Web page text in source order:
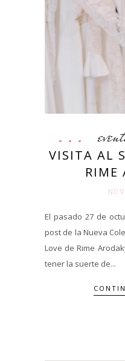
VISITA AL
RIME
El pasado 27 de
post de la Nueva
Love de Rime
tener la suerte de...